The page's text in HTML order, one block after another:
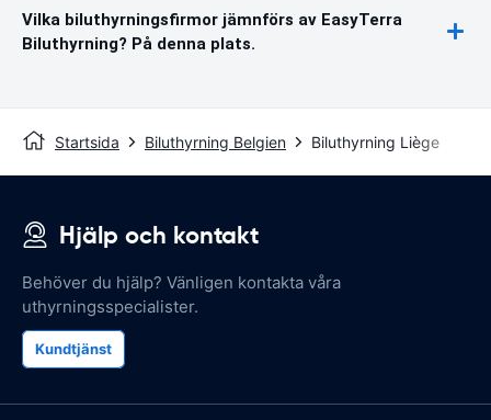
Vilka biluthyrningsfirmor jämnförs av EasyTerra
Biluthyrning? På denna plats.
Startsida Biluthyrning Belgien Biluthyrning Liège
Hjälp och kontakt
Behöver du hjälp? Vänligen kontakta våra
uthyrningsspecialister.
Kundtjänst